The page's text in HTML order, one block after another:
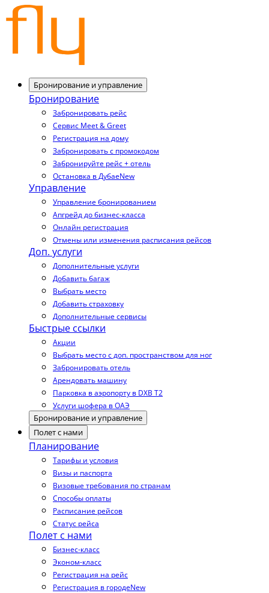
Бронирование и управление
Бронирование
Забронировать рейс
Сервис Meet & Greet
Регистрация на дому
Забронировать с промокодом
Забронируйте рейс + отель
Остановка в ДубаеNew
Управление
Управление бронированием
Апгрейд до бизнес-класса
Онлайн регистрация
Отмены или изменения расписания рейсов
Доп. услуги
Дополнительные услуги
Добавить багаж
Выбрать место
Добавить страховку
Дополнительные сервисы
Быстрые ссылки
Акции
Выбрать место с доп. пространством для ног
Забронировать отель
Арендовать машину
Парковка в аэропорту в DXB T2
Услуги шофера в ОАЭ
Бронирование и управление
Полет с нами
Планирование
Тарифы и условия
Визы и паспорта
Визовые требования по странам
Способы оплаты
Расписание рейсов
Статус рейса
Полет с нами
Бизнес-класс
Эконом-класс
Регистрация на рейс
Регистрация в городеNew